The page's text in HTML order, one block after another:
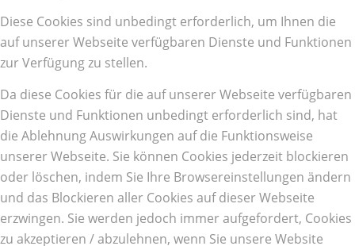
Diese Cookies sind unbedingt erforderlich, um Ihnen die
auf unserer Webseite verfügbaren Dienste und Funktionen
zur Verfügung zu stellen.
Da diese Cookies für die auf unserer Webseite verfügbaren
Dienste und Funktionen unbedingt erforderlich sind, hat
die Ablehnung Auswirkungen auf die Funktionsweise
unserer Webseite. Sie können Cookies jederzeit blockieren
oder löschen, indem Sie Ihre Browsereinstellungen ändern
und das Blockieren aller Cookies auf dieser Webseite
erzwingen. Sie werden jedoch immer aufgefordert, Cookies
zu akzeptieren / abzulehnen, wenn Sie unsere Website